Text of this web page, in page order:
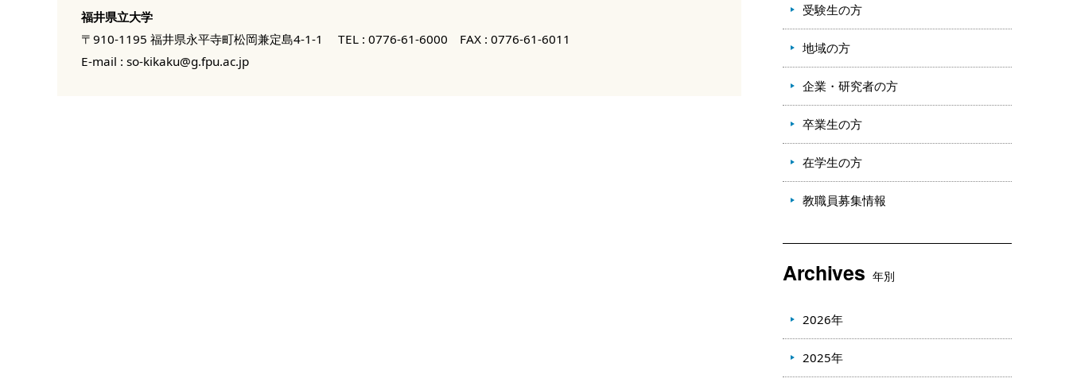
福井県立大学
〒910-1195 福井県永平寺町松岡兼定島4-1-1
TEL : 0776-61-6000 FAX : 0776-61-6011
E-mail : so-kikaku@g.fpu.ac.jp
受験生の方
地域の方
企業・研究者の方
卒業生の方
在学生の方
教職員募集情報
Archives 年別
2026年
2025年